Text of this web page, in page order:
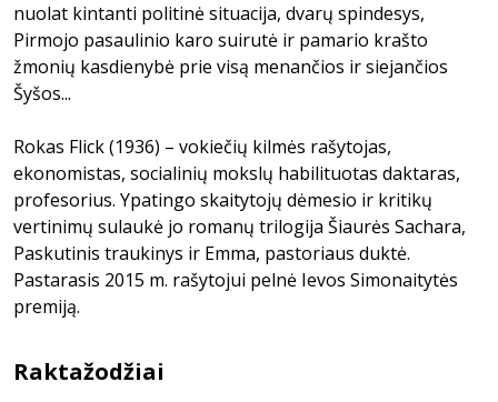
nuolat kintanti politinė situacija, dvarų spindesys,
Pirmojo pasaulinio karo suirutė ir pamario krašto
žmonių kasdienybė prie visą menančios ir siejančios
Šyšos...
Rokas Flick (1936) – vokiečių kilmės rašytojas,
ekonomistas, socialinių mokslų habilituotas daktaras,
profesorius. Ypatingo skaitytojų dėmesio ir kritikų
vertinimų sulaukė jo romanų trilogija Šiaurės Sachara,
Paskutinis traukinys ir Emma, pastoriaus duktė.
Pastarasis 2015 m. rašytojui pelnė Ievos Simonaitytės
premiją.
Raktažodžiai